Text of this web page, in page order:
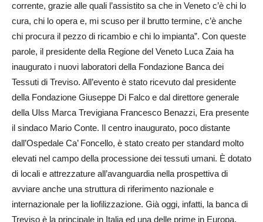
corrente, grazie alle quali l’assistito sa che in Veneto c’è chi lo
cura, chi lo opera e, mi scuso per il brutto termine, c’è anche
chi procura il pezzo di ricambio e chi lo impianta”. Con queste
parole, il presidente della Regione del Veneto Luca Zaia ha
inaugurato i nuovi laboratori della Fondazione Banca dei
Tessuti di Treviso. All’evento è stato ricevuto dal presidente
della Fondazione Giuseppe Di Falco e dal direttore generale
della Ulss Marca Trevigiana Francesco Benazzi, Era presente
il sindaco Mario Conte. Il centro inaugurato, poco distante
dall’Ospedale Ca’ Foncello, è stato creato per standard molto
elevati nel campo della processione dei tessuti umani. È dotato
di locali e attrezzature all’avanguardia nella prospettiva di
avviare anche una struttura di riferimento nazionale e
internazionale per la liofilizzazione. Già oggi, infatti, la banca di
Treviso è la principale in Italia ed una delle prime in Europa.